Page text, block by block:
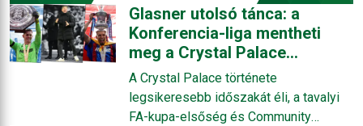
Glasner utolsó tánca: a
Konferencia-liga mentheti
meg a Crystal Palace
skizofrén szezonját
A Crystal Palace története
legsikeresebb időszakát éli, a tavalyi
FA-kupa-elsőség és Community